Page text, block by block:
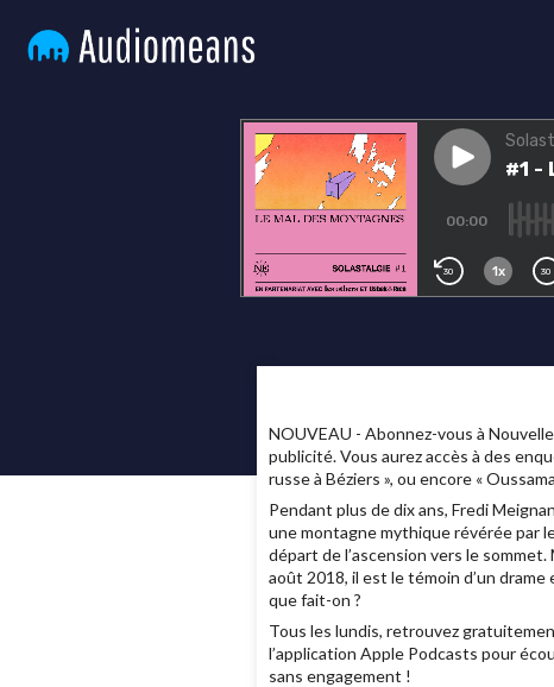
NOUVEAU - Abonnez-vous à
publicité. Vous aurez accès à des
russe à Béziers », ou encore «
Pendant plus de dix ans, Fredi
une montagne mythique révérée par
départ de l’ascension vers le
août 2018, il est le témoin d’un
que fait-on ?
Tous les lundis, retrouvez
l’application Apple Podcasts pour
sans engagement !